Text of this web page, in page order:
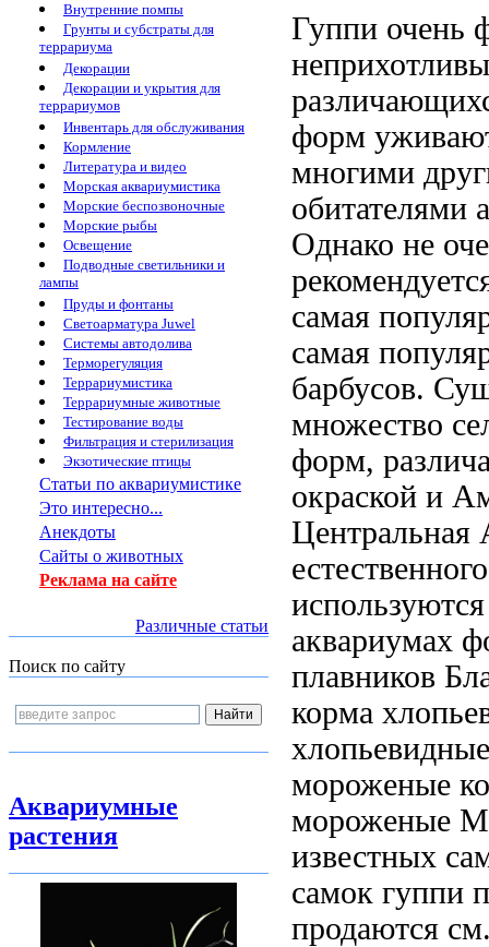
Внутренние помпы
Грунты и субстраты для
террариума
Декорации
Декорации и укрытия для
террариумов
Инвентарь для обслуживания
Кормление
Литература и видео
Морская аквариумистика
Морские беспозвоночные
Морские рыбы
Освещение
Подводные светильники и
лампы
Пруды и фонтаны
Светоарматура Juwel
Системы автодолива
Терморегуляция
Террариумистика
Террариумные животные
Тестирование воды
Фильтрация и стерилизация
Экзотические птицы
Статьи по аквариумистике
Это интересно...
Анекдоты
Сайты о животных
Реклама на сайте
Различные статьи
Поиск по сайту
Аквариумные
растения
Гуппи очень
форм
многими
обитателями
Однако не
самая
самая
барбусов.
множество
форм,
окраской и
Центральная
аквариумах
плавников
корма
хлопьевидные
мороженые
мороженые
известных
самок гуппи
продаются